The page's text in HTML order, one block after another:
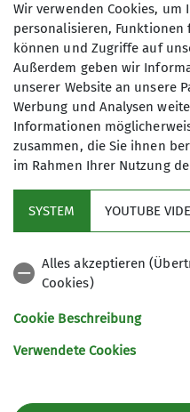
Ein Erste-Hilfe-
21.04.2025
Vorbereitet für das
mehr erfahren
Wir verwenden Cookies, um
personalisieren, Funktionen
können und Zugriffe auf
Außerdem geben wir
unserer Website an unsere
Werbung und Analysen
Informationen
zusammen, die Sie ihnen
im Rahmen Ihrer Nutzung
SYSTEM YOUTUBE
Alles akzeptieren
Cookies)
Cookie Beschreibung
Verwendete Cookies